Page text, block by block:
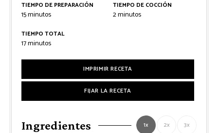
TIEMPO DE PREPARACIÓN
15minutos
minutos
TIEMPO DE COCCIÓN
2minutos
minutos
TIEMPO TOTAL
17minutos
minutos
IMPRIMIR RECETA
FIJAR LA RECETA
Ingredientes 1x 2x 3x